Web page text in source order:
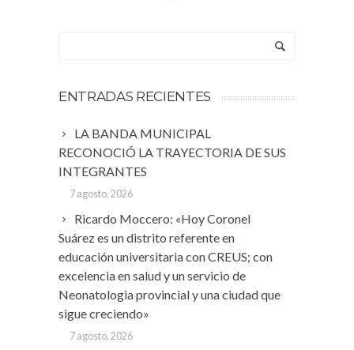
ENTRADAS RECIENTES
LA BANDA MUNICIPAL
RECONOCIÓ LA TRAYECTORIA DE SUS
INTEGRANTES
7 agosto, 2026
Ricardo Moccero: «Hoy Coronel
Suárez es un distrito referente en
educación universitaria con CREUS; con
excelencia en salud y un servicio de
Neonatologia provincial y una ciudad que
sigue creciendo»
7 agosto, 2026